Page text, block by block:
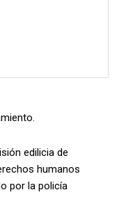
edilicia de
humanos
por la policía